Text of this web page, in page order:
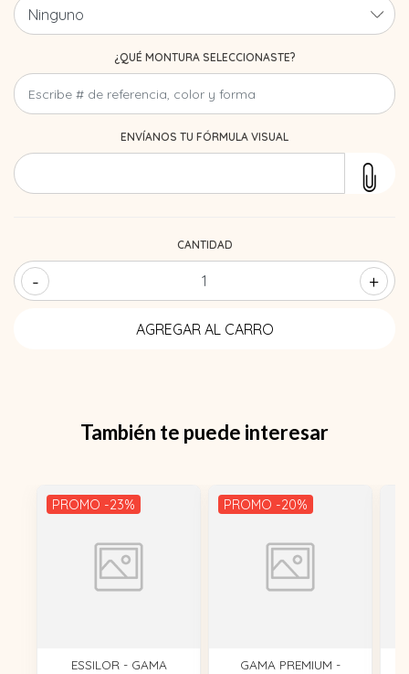
¿QUÉ MONTURA SELECCIONASTE?
ENVÍANOS TU FÓRMULA VISUAL
CANTIDAD
- +
También te puede interesar
PROMO -23%
ESSILOR - GAMA
PROMO -20%
GAMA PREMIUM -